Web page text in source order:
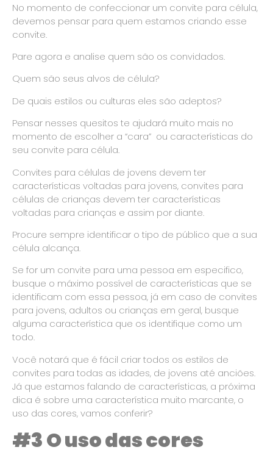
No momento de confeccionar um convite para célula,
devemos pensar para quem estamos criando esse
convite.
Pare agora e analise quem são os convidados.
Quem são seus alvos de célula?
De quais estilos ou culturas eles são adeptos?
Pensar nesses quesitos te ajudará muito mais no
momento de escolher a “cara” ou características do
seu convite para célula.
Convites para células de jovens devem ter
características voltadas para jovens, convites para
células de crianças devem ter características
voltadas para crianças e assim por diante.
Procure sempre identificar o tipo de público que a sua
célula alcança.
Se for um convite para uma pessoa em especifico,
busque o máximo possível de características que se
identificam com essa pessoa, já em caso de convites
para jovens, adultos ou crianças em geral, busque
alguma característica que os identifique como um
todo.
Você notará que é fácil criar todos os estilos de
convites para todas as idades, de jovens até anciões.
Já que estamos falando de características, a próxima
dica é sobre uma característica muito marcante, o
uso das cores, vamos conferir?
#3 O uso das cores